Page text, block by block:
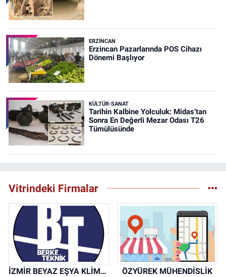
ERZINCAN
Erzincan Pazarlarında POS Cihazı
Dönemi Başlıyor
KÜLTÜR-SANAT
Tarihin Kalbine Yolculuk: Midas’tan
Sonra En Değerli Mezar Odası T26
Tümülüsünde
Vitrindeki Firmalar
İZMİR BEYAZ EŞYA KLİMA KOMBİ SERVİSİ ÖZYÜREK MÜHENDİSLİK